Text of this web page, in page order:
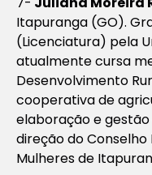
Itapuranga (GO).
(Licenciatura) pela
atualmente cursa
Desenvolvimento
cooperativa de
elaboração e
direção do Conselho
Mulheres de